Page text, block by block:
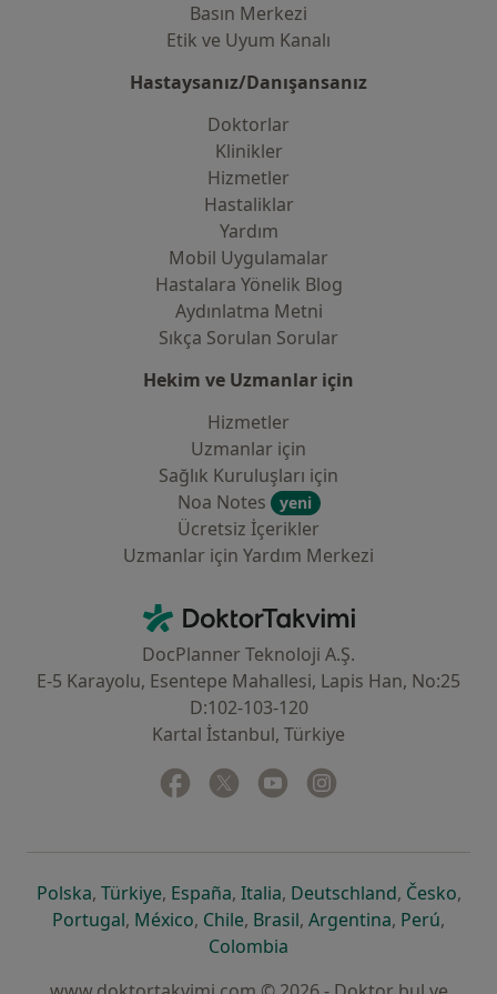
Basın Merkezi
Etik ve Uyum Kanalı
Hastaysanız/Danışansanız
Doktorlar
Klinikler
Hizmetler
Hastaliklar
Yardım
Mobil Uygulamalar
Hastalara Yönelik Blog
Aydınlatma Metni
Sıkça Sorulan Sorular
Hekim ve Uzmanlar için
Hizmetler
Uzmanlar için
Sağlık Kuruluşları için
Noa Notes
yeni
Ücretsiz İçerikler
Uzmanlar için Yardım Merkezi
DoktorTakvimi - Ana Sayfa
DocPlanner Teknoloji A.Ş.
E-5 Karayolu, Esentepe Mahallesi, Lapis Han, No:25
D:102-103-120
Kartal İstanbul, Türkiye
Facebook
yeni bir sekmede açılır
Twitter
yeni bir sekmede açılır
Youtube
yeni bir sekmede açılır
Polskayeni bir sekmede açılır
, Türkiyeyeni bir sekmede açılır
, Españayeni bir sekmede açılır
, Italiayeni bir sekmede açılır
, Deutschlandyeni bir
, Českoyeni
,
Portugalyeni bir sekmede açılır
, Méxicoyeni bir sekmede açılır
, Chileyeni bir sekmede açılır
, Brasilyeni bir sekmede açılır
, Argentinayeni bir
, Perúyeni
,
Colombia